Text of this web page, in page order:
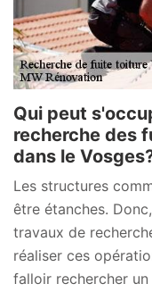
Qui peut
recherche des
dans le
Les structures
être étanches.
travaux de
réaliser ces
falloir rechercher